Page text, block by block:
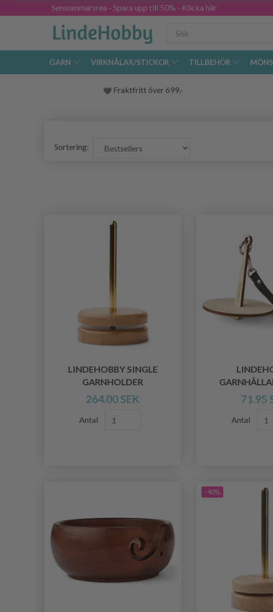
Sensommarsrea - Spara upp till 50% - Klicka här
GARN VIRKNÅLAR/STICKOR TILLBEHÖR
Fraktfritt över 699,-
Sortering:
LINDEHOBBY SINGLE
GARNHOLDER
264.00 SEK
Antal
71.95
Antal
-40%